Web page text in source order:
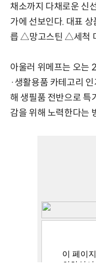
채소까지 다채로운 신
가에 선보인다. 대표
릅 △망고스틴 △세척
아울러 위메프는 오는
·생활용품 카테고리
해 생필품 전반으로 특
감을 위해 노력한다는